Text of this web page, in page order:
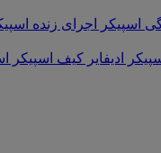
اسپیکر اجرای زنده
ادیفایر کیف اسپیکر